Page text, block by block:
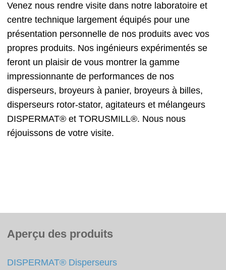
Venez nous rendre visite dans notre laboratoire et
centre technique largement équipés pour une
présentation personnelle de nos produits avec vos
propres produits. Nos ingénieurs expérimentés se
feront un plaisir de vous montrer la gamme
impressionnante de performances de nos
disperseurs, broyeurs à panier, broyeurs à billes,
disperseurs rotor-stator, agitateurs et mélangeurs
DISPERMAT® et TORUSMILL®. Nous nous
réjouissons de votre visite.
Aperçu des produits
DISPERMAT® Disperseurs